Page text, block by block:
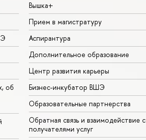
об
Вышка+
Прием в магистратуру
Аспирантура
Дополнительное образование
Центр развития карьеры
Бизнес-инкубатор ВШЭ
Образовательные партнерства
Обратная связь и взаимодействие с
получателями услуг